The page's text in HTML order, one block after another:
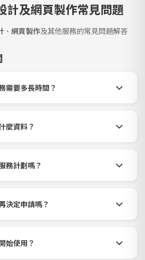
計及網頁製作常見問題
、 網頁製作及其他服務的常見問題解答
需要多長時間？
麼資料？
務計劃嗎？
決定申請嗎？
始使用？